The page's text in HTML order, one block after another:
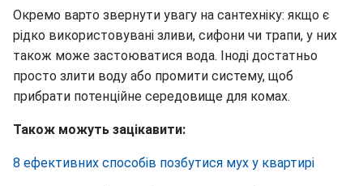
Окремо варто звернути увагу на сантехніку: якщо є
рідко використовувані зливи, сифони чи трапи, у них
також може застоюватися вода. Іноді достатньо
просто злити воду або промити систему, щоб
прибрати потенційне середовище для комах.
Також можуть зацікавити:
8 ефективних способів позбутися мух у квартирі